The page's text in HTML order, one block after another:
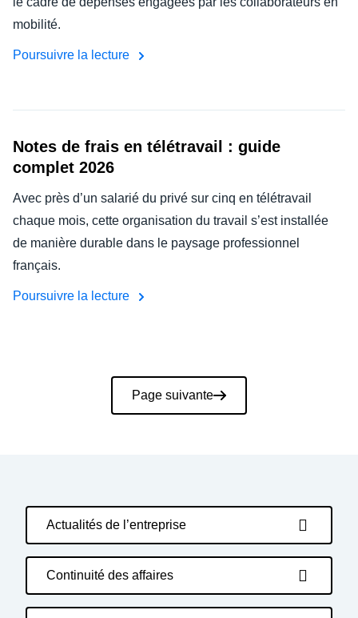
mobilité.
Poursuivre la lecture
Notes de frais en télétravail : guide
complet 2026
Avec près d’un salarié du privé sur cinq en télétravail
chaque mois, cette organisation du travail s’est installée
de manière durable dans le paysage professionnel
français.
Poursuivre la lecture
Page suivante
Actualités de l’entreprise
Continuité des affaires